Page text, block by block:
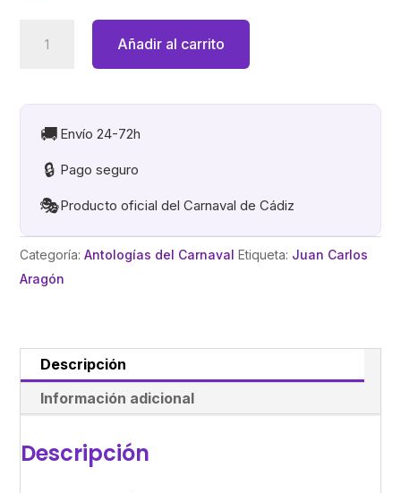
P.I.CH.A.
INDEPENDIENTE
cantidad
Añadir al carrito
🚚 Envío 24-72h
🔒 Pago seguro
🎭Producto oficial del Carnaval de Cádiz
Categoría:Antologías del Carnaval Etiqueta: Juan Carlos
Aragón
Descripción
Información adicional
Descripción